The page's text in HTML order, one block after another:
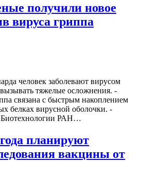
получили новое
вируса гриппа
человек заболевают вирусом
тяжелые осложнения. -
связана с быстрым накоплением
белках вирусной оболочки. -
РАН…
планируют
вакцины от